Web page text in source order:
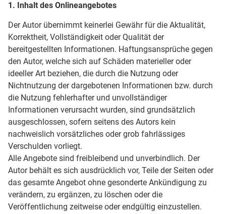
1. Inhalt des Onlineangebotes
Der Autor übernimmt keinerlei Gewähr für die Aktualität,
Korrektheit, Vollständigkeit oder Qualität der
bereitgestellten Informationen. Haftungsansprüche gegen
den Autor, welche sich auf Schäden materieller oder
ideeller Art beziehen, die durch die Nutzung oder
Nichtnutzung der dargebotenen Informationen bzw. durch
die Nutzung fehlerhafter und unvollständiger
Informationen verursacht wurden, sind grundsätzlich
ausgeschlossen, sofern seitens des Autors kein
nachweislich vorsätzliches oder grob fahrlässiges
Verschulden vorliegt.
Alle Angebote sind freibleibend und unverbindlich. Der
Autor behält es sich ausdrücklich vor, Teile der Seiten oder
das gesamte Angebot ohne gesonderte Ankündigung zu
verändern, zu ergänzen, zu löschen oder die
Veröffentlichung zeitweise oder endgültig einzustellen.